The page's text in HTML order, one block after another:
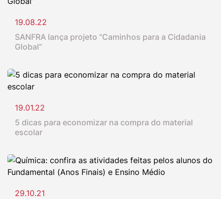
19.08.22
SANFRA lança projeto “Caminhos para a Cidadania
Global”
19.01.22
5 dicas para economizar na compra do material
escolar
29.10.21